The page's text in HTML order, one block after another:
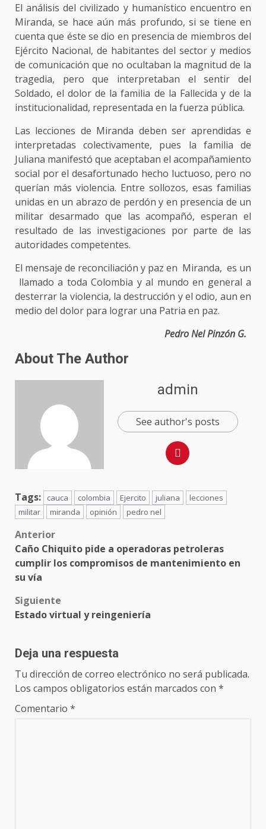
El análisis del civilizado y humanístico encuentro en
Miranda, se hace aún más profundo, si se tiene en
cuenta que éste se dio en presencia de miembros del
Ejército Nacional, de habitantes del sector y medios
de comunicación que no ocultaban la magnitud de la
tragedia, pero que interpretaban el sentir del
Soldado, el dolor de la familia de la Fallecida y de la
institucionalidad, representada en la fuerza pública.
Las lecciones de Miranda deben ser aprendidas e
interpretadas colectivamente, pues la familia de
Juliana manifestó que aceptaban el acompañamiento
social por el desafortunado hecho luctuoso, pero no
querían más violencia. Entre sollozos, esas familias
unidas en un abrazo de perdón y en presencia de un
militar desarmado que las acompañó, esperan el
resultado de las investigaciones por parte de las
autoridades competentes.
El mensaje de reconciliación y paz en Miranda, es un
llamado a toda Colombia y al mundo en general a
desterrar la violencia, la destrucción y el odio, aun en
medio del dolor para lograr una Patria en paz.
Pedro Nel Pinzón G.
About The Author
admin
See author's posts
Tags: cauca colombia Ejercito juliana
lecciones
militar
miranda opinión pedro nel
Anterior
Caño Chiquito pide a operadoras petroleras
cumplir los compromisos de mantenimiento en
su vía
Siguiente
Estado virtual y reingeniería
Deja una respuesta
Tu dirección de correo electrónico no será publicada.
Los campos obligatorios están marcados con *
Comentario *